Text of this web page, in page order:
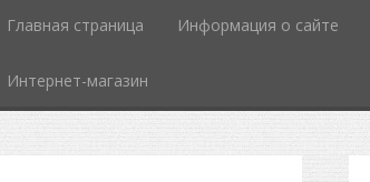
Главная страница Информация о сайте
Интернет-магазин